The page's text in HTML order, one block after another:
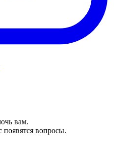
вам.
вопросы.